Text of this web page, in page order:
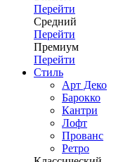
Перейти
Средний
Перейти
Премиум
Перейти
Стиль
Арт Деко
Барокко
Кантри
Лофт
Прованс
Ретро